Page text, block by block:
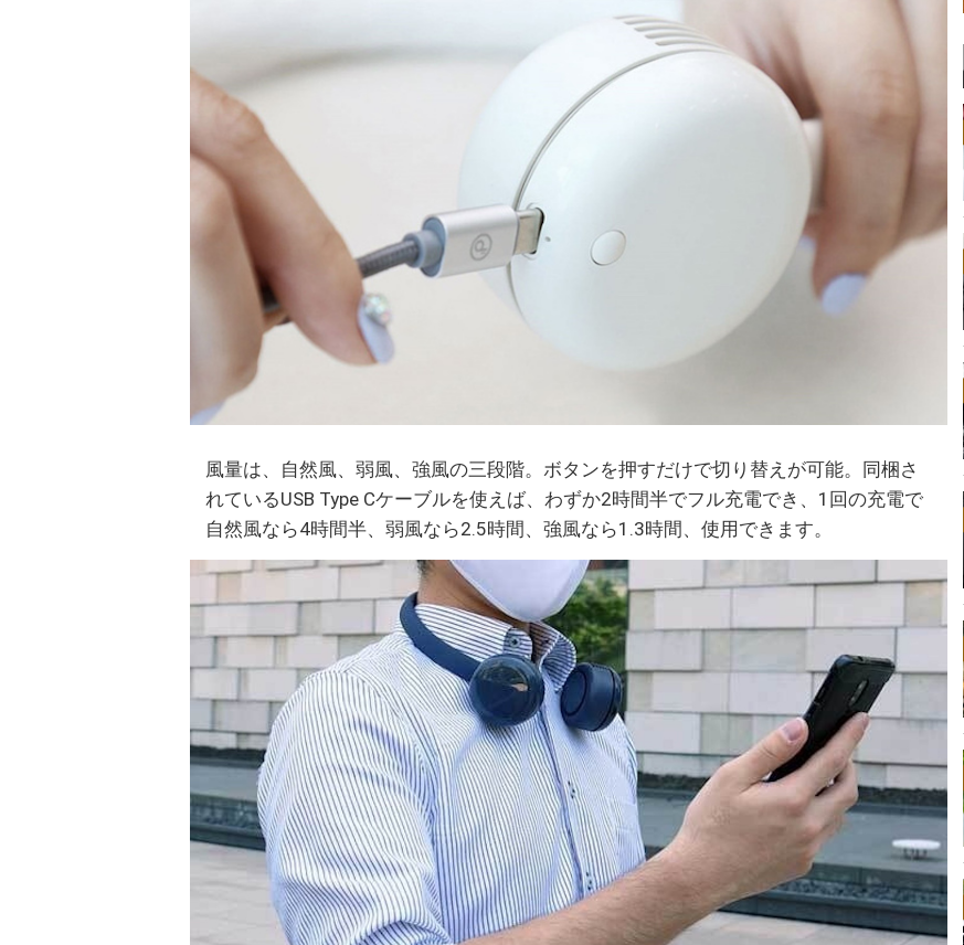
風量は、自然風、弱風、強風の三段階。ボタンを押すだけで切り替えが可能。同梱さ
れているUSB Type Cケーブルを使えば、わずか2時間半でフル充電でき、1回の充電で
自然風なら4時間半、弱風なら2.5時間、強風なら1.3時間、使用できます。